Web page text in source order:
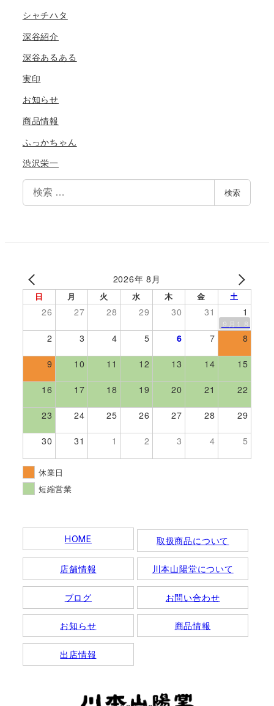
シャチハタ
深谷紹介
深谷あるある
実印
お知らせ
商品情報
ふっかちゃん
渋沢栄一
索
検索
HOME 取扱商品について
店舗情報 川本山陽堂について
ブログ お問い合わせ
お知らせ 商品情報
出店情報
2026年 8月
日 月 火 水 木 金 土
26 27 28 29 30 31 1
９月１８日伊
2 3 4 5 6 7 8
9 10 11 12 13 14 15
16 17 18 19 20 21 22
23 24 25 26 27 28 29
30 31 1 2 3 4 5
休業日
短縮営業